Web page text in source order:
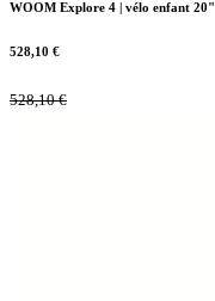
WOOM Explore 4 | vélo enfant 20"
528,10 €
528,10€